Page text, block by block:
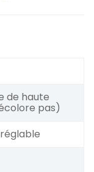
de haute
pas)